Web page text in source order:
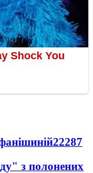
22287
з полонених